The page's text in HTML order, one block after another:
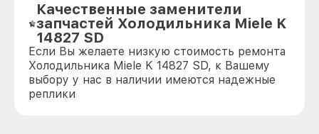
Качественные заменители
запчастей Холодильника Miele K
14827 SD
Если Вы желаете низкую стоимость ремонта
Холодильника Miele K 14827 SD, к Вашему
выбору у нас в наличии имеются надежные
реплики